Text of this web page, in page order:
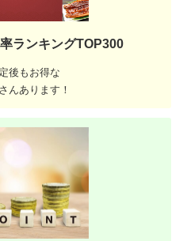
ランキングTOP300
後もお得な
んあります！